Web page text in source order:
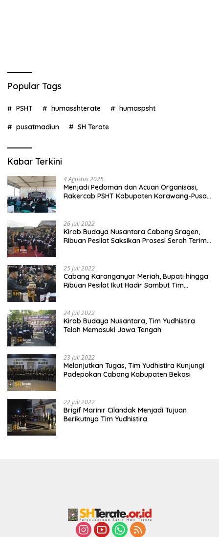
Popular Tags
PSHT humasshterate humaspsht
pusatmadiun SH Terate
Kabar Terkini
4 Agustus 2025
Menjadi Pedoman dan Acuan Organisasi,
Rakercab PSHT Kabupaten Karawang-Pusat
26 Juli 2022
Kirab Budaya Nusantara Cabang Sragen,
Ribuan Pesilat Saksikan Prosesi Serah Terima
25 Juli 2022
Cabang Karanganyar Meriah, Bupati hingga
Ribuan Pesilat Ikut Hadir Sambut Tim
24 Juli 2022
Kirab Budaya Nusantara, Tim Yudhistira
Telah Memasuki Jawa Tengah
23 Juli 2022
Melanjutkan Tugas, Tim Yudhistira Kunjungi
Padepokan Cabang Kabupaten Bekasi
22 Juli 2022
Brigif Marinir Cilandak Menjadi Tujuan
Berikutnya Tim Yudhistira